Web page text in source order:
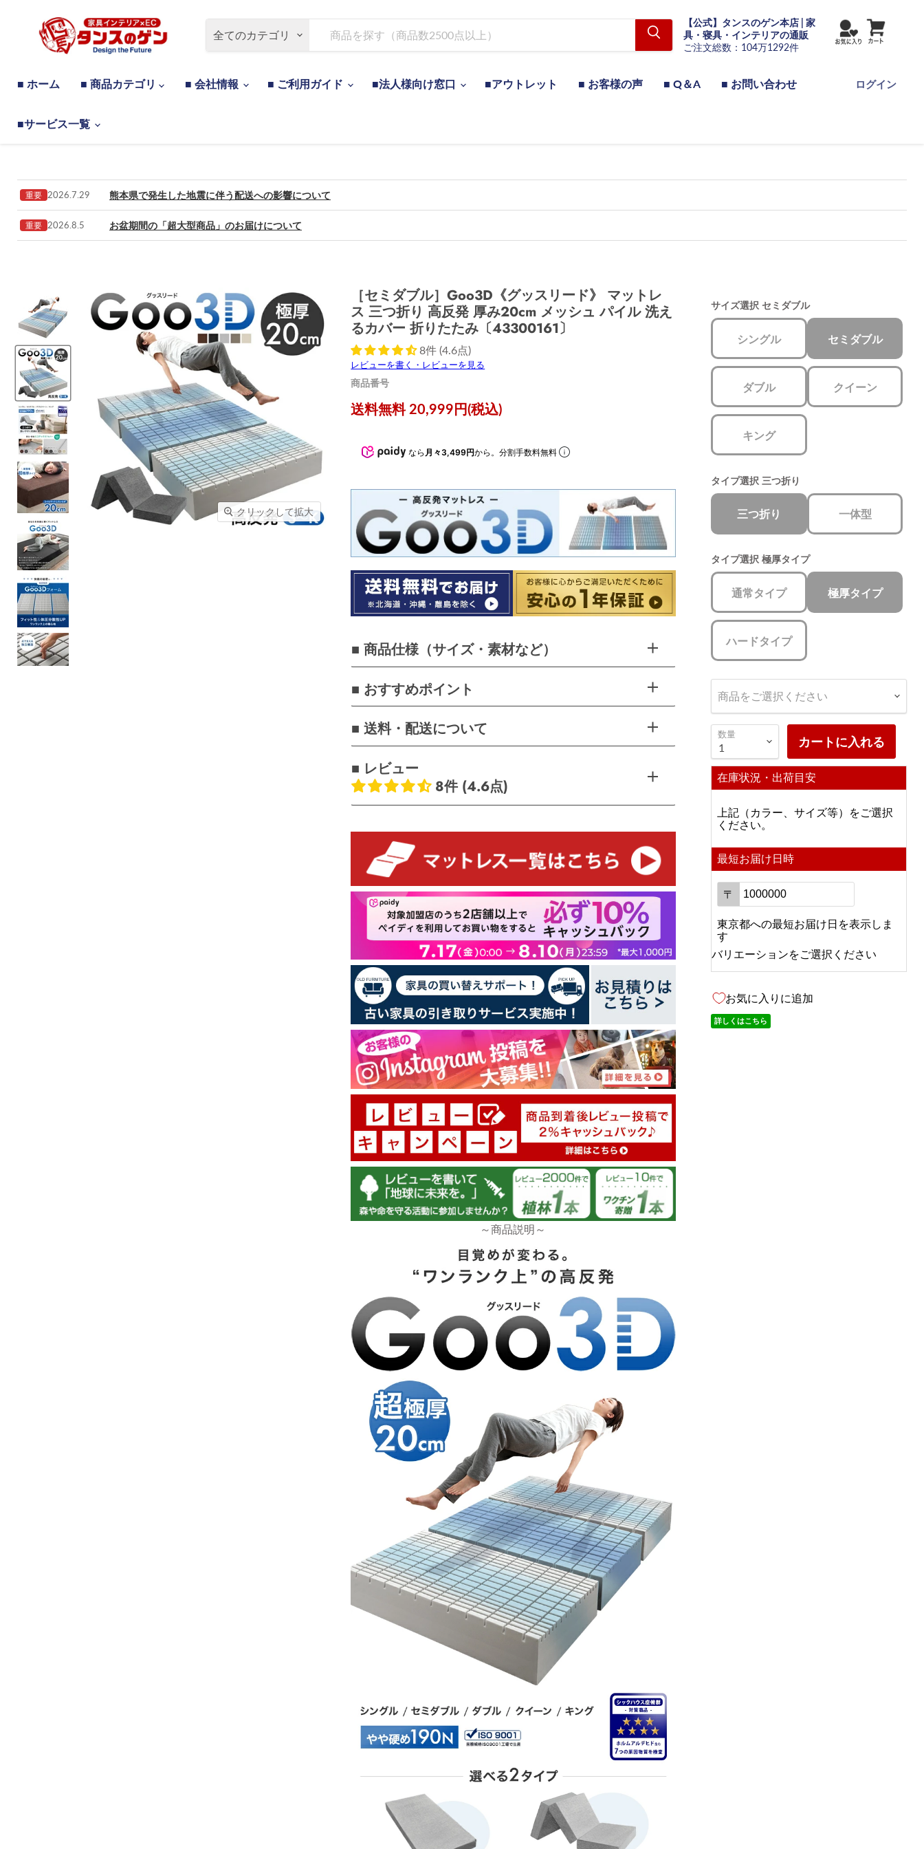
全てのカテゴリ
【公式】タンスのゲン本店 | 家
具・寝具・インテリアの通販
ご注文総数：104万1292件
■ ホーム ■ 商品カテゴリ ■ 会社情報 ■ ご利用ガイド ■法人様向け窓口 ■アウトレット ■ お客様の声 ■ Q＆A ■ お問い合わせ
■サービス一覧
ログイン
重要 2026.7.29 熊本県で発生した地震に伴う配送への影響について
重要 2026.8.5 お盆期間の「超大型商品」のお届けについて
クリックして拡大
［セミダブル］Goo3D《グッスリード》 マットレ
ス 三つ折り 高反発 厚み20cm メッシュ パイル 洗え
るカバー 折りたたみ〔43300161〕
8件 (4.6点)
レビューを書く・レビューを見る
商品番号
現在の価格
送料無料 20,999円(税込)
なら 月々3,499円から。分割手数料無料
■ 商品仕様（サイズ・素材など）
■ おすすめポイント
■ 送料・配送について
■ レビュー
8件 (4.6点)
お客様のレビュー
5つ星中4.62つ星
レビュー数 8 件
6
1
1
0
0
レビューを書く
05/30/2026
思った通りの品でよかったです。
別のオンラインショップで中国製品で似たものを買ってしまい返
品しましたが、比較にならないくらいコストと品質のバランスの
とれた安定の良品でした。
この度はタンスのゲンをご利用いただき、誠にありがとうご
ざいます。
れしく思います。
こちらのマットレスで快適にお休みいただけますと幸いで
す。
またのご来店をお待ちしております。
腰痛、膝痛で困っていましたが、グッスリードのマットレス使用
で痛みが激減しました。
快適な寝心地でもっと早く購入すれば良かったと思いました。
>>タンスのゲンが返信しました
この度は、タンスのゲンをご利用いただき誠にありがとうご
ざいます。
当商品がお客様のお役に立てたようで大変うれしく思ってお
ります。
今後も、お客様にご満足いただけるような商品・サービスの
提供に努めて参りますのでタンスのゲンをよろしくお願いい
たします。
またのご利用、心よりお待ちしております。
tansu-gen811052
商品名の通りグッスリ眠れています。ありがとうございました
>>タンスのゲンが返信しました
この度はタンスのゲンをご利用頂き誠にありがとうございま
ご購入いただいた商品を通じて、快適にお休みいただけてる
～商品説明～
サイズ選択 セミダブル
シングル セミダブル
ダブル クイーン
キング
タイプ選択三つ折り
三つ折り 一体型
タイプ選択極厚タイプ
通常タイプ 極厚タイプ
ハードタイプ
商品をご選択ください
数量 カートに入れる
在庫状況・出荷目安
上記（カラー、サイズ等）をご選択
ください。
最短お届け日時
〒
東京都への最短お届け日を表示しま
す
バリエーションをご選択ください
お気に入りに追加
詳しくはこちら